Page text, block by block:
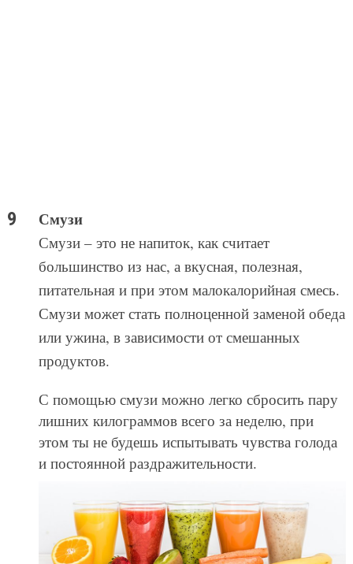
Смузи
Смузи – это не напиток, как считает
большинство из нас, а вкусная, полезная,
питательная и при этом малокалорийная смесь.
Смузи может стать полноценной заменой обеда
или ужина, в зависимости от смешанных
продуктов.
С помощью смузи можно легко сбросить пару
лишних килограммов всего за неделю, при
этом ты не будешь испытывать чувства голода
и постоянной раздражительности.